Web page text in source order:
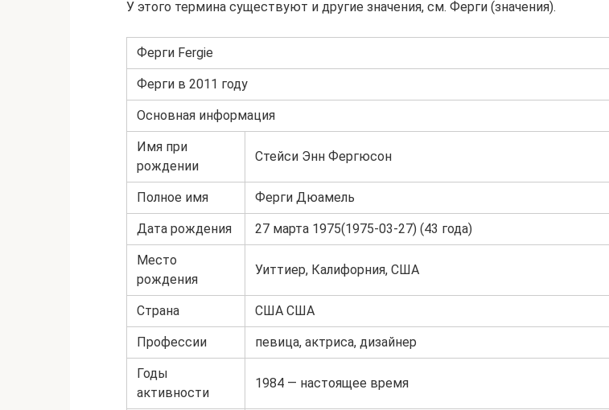
У этого термина существуют и другие значения, см. Ферги (значения).
Ферги Fergie
Ферги в 2011 году
Основная информация
Имя при
рождении
Стейси Энн Фергюсон
Полное имя Ферги Дюамель
Дата рождения 27 марта 1975(1975-03-27) (43 года)
Место
рождения
Уиттиер, Калифорния, США
Страна США США
Профессии певица, актриса, дизайнер
Годы
активности
1984 — настоящее время